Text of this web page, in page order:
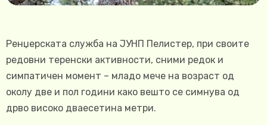
Ренџерската служба на ЈУНП Пелистер, при своите
редовни теренски активности, сними редок и
симпатичен момент – младо мече на возраст од
околу две и пол години како вешто се симнува од
дрво високо дваесетина метри.